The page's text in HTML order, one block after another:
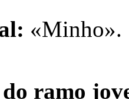
«Minho».
ramo